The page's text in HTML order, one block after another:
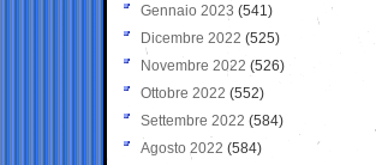
Gennaio 2023 (541)
Dicembre 2022 (525)
Novembre 2022 (526)
Ottobre 2022 (552)
Settembre 2022 (584)
Agosto 2022 (584)